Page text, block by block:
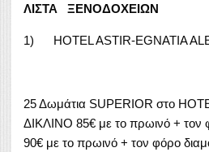
ΛΙΣΤΑ ΞΕΝΟΔΟΧΕΙΩΝ
1) HOTEL ASTIR-EGNATIA
25 Δωμάτια SUPERIOR στο
ΔΙΚΛΙΝΟ 85€ με το πρωινό + τον
90€ με το πρωινό + τον φόρο